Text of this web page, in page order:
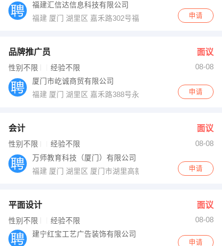
福建汇信达信息科技有限公司
福建 厦门 湖里区 嘉禾路302号福隆国际1003室
申请
品牌推广员 面议
性别不限 经验不限
08-08
厦门市屹诚商贸有限公司
福建 厦门 湖里区 嘉禾路388号永同昌大厦17F
申请
会计 面议
性别不限 经验不限
08-08
万师教育科技（厦门）有限公司
福建 厦门 湖里区 厦门市湖里高新技术园亿华中心3楼321
申请
平面设计 面议
性别不限 经验不限
08-08
建宁红宝工艺广告装饰有限公司
申请